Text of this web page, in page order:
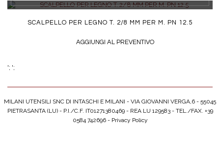
SCALPELLO PER LEGNO T. 2/8 MM PER M. PN 12.5
AGGIUNGI AL PREVENTIVO
'; ';
MILANI UTENSILI SNC DI INTASCHI E MILANI - VIA GIOVANNI VERGA,6 - 55045
PIETRASANTA (LU) - P.I./C.F. IT01271380469 - REA LU 129583 - TEL./FAX. +39
0584 742696 - Privacy Policy